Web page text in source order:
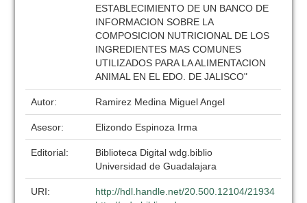
ESTABLECIMIENTO DE UN BANCO DE
INFORMACION SOBRE LA
COMPOSICION NUTRICIONAL DE LOS
INGREDIENTES MAS COMUNES
UTILIZADOS PARA LA ALIMENTACION
ANIMAL EN EL EDO. DE JALISCO"
Autor: Ramirez Medina Miguel Angel
Asesor: Elizondo Espinoza Irma
Editorial:
Biblioteca Digital wdg.biblio
Universidad de Guadalajara
URI:
http://hdl.handle.net/20.500.12104/21934